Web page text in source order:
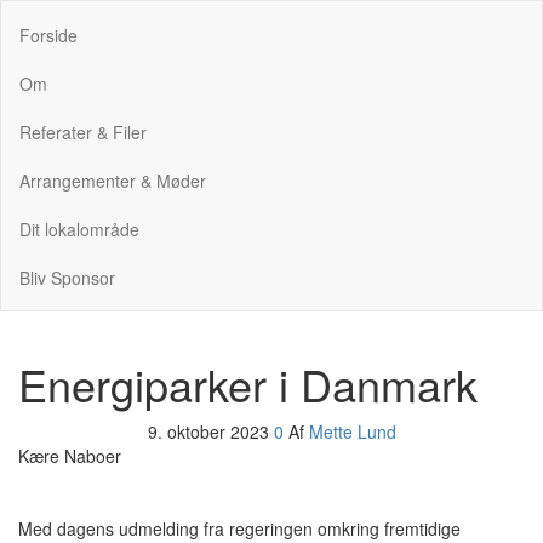
Forside
Om
Referater & Filer
Arrangementer & Møder
Dit lokalområde
Bliv Sponsor
Energiparker i Danmark
9. oktober 2023 0 Af Mette Lund
Kære Naboer
Med dagens udmelding fra regeringen omkring fremtidige